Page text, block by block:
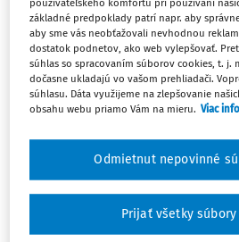
Rudolf von Ihering
Úvod
1)
zákon č. 437/2004 Z. z. o
náhrade za sťaženie
neskorších predpisov (ďalej len
nadobudol účinnosť pred 14
prináša táto právna úprava nové,
Jednou z takýchto otázok je
používateľského komfortu pri používaní
základné predpoklady patrí napr. aby
aby sme vás neobťažovali nevhodnou
dostatok podnetov, ako web vylepšovať.
súhlas so spracovaním súborov cookies, t. j.
dočasne ukladajú vo vašom prehliadači.
súhlasu. Dáta využijeme na zlepšovanie
obsahu webu priamo Vám na mieru. Viac
Odmietnut nepovinné
Prijať všetky súbory